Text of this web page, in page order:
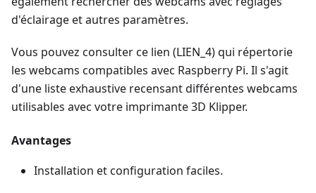
d'éclairage et autres paramètres.
Vous pouvez consulter ce lien (LIEN_4) qui répertorie
les webcams compatibles avec Raspberry Pi. Il s'agit
d'une liste exhaustive recensant différentes webcams
utilisables avec votre imprimante 3D Klipper.
Avantages
Installation et configuration faciles.